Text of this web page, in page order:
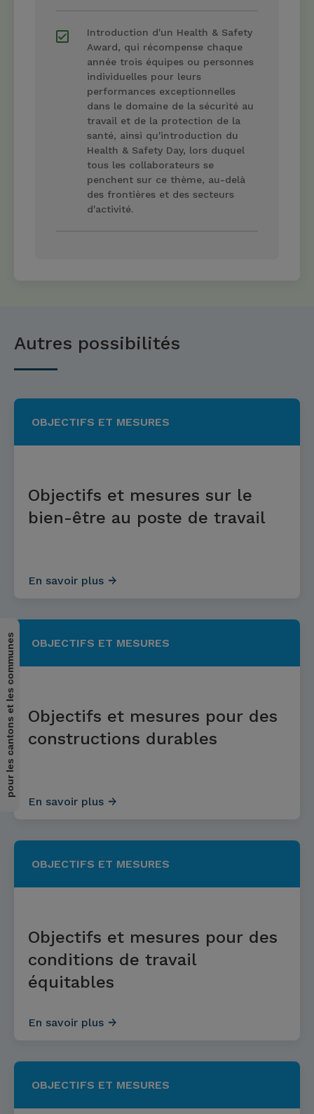
Introduction d'un Health & Safety
Award, qui récompense chaque
année trois équipes ou personnes
individuelles pour leurs
performances exceptionnelles
dans le domaine de la sécurité au
travail et de la protection de la
santé, ainsi qu'introduction du
Health & Safety Day, lors duquel
tous les collaborateurs se
penchent sur ce thème, au-delà
des frontières et des secteurs
d'activité.
Autres possibilités
OBJECTIFS ET MESURES
Objectifs et mesures sur le
bien-être au poste de travail
En savoir plus
OBJECTIFS ET MESURES
Objectifs et mesures pour des
constructions durables
En savoir plus
OBJECTIFS ET MESURES
Objectifs et mesures pour des
conditions de travail
équitables
En savoir plus
OBJECTIFS ET MESURES
pour les cantons et les communes